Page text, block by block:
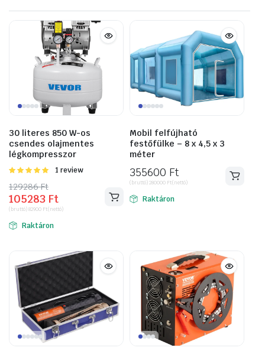
30 literes 850 W-os
csendes olajmentes
légkompresszor
Értékelés:
1 review
129286Ft
Original
price
was:
129286 Ft.
105283 Ft
Current
price
is:
105283 Ft.
(bruttó)82900 Ft(nettó)
Raktáron
Mobil felfújható
festőfülke – 8 x 4,5 x 3
méter
355600 Ft
(bruttó)280000 Ft(nettó)
Raktáron